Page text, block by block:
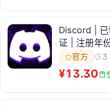
Discord | 已
证 | 注册年
官方 3
¥13.30